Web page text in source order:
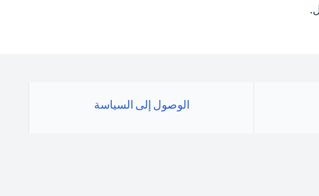
الوصول إلى السياسة